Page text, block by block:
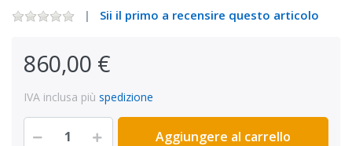
Sii il primo a recensire questo articolo
860,00 €
IVA inclusa più spedizione
Aggiungere al carrello